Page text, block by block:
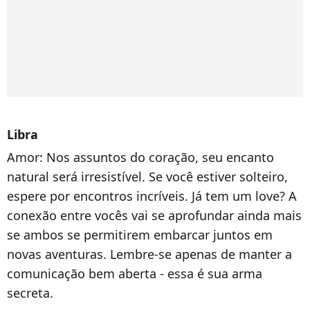
Libra
Amor: Nos assuntos do coração, seu encanto
natural será irresistível. Se você estiver solteiro,
espere por encontros incríveis. Já tem um love? A
conexão entre vocês vai se aprofundar ainda mais
se ambos se permitirem embarcar juntos em
novas aventuras. Lembre-se apenas de manter a
comunicação bem aberta - essa é sua arma
secreta.